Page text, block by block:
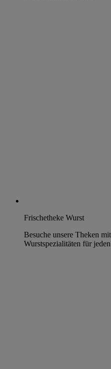
Frischetheke Wurst
Besuche unsere Theken
Wurstspezialitäten für